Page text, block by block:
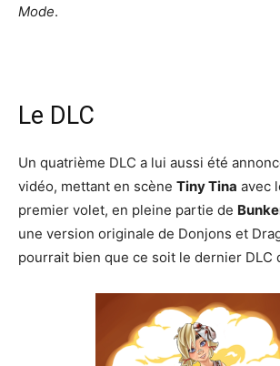
Mode.
Le DLC
Un quatrième DLC a lui aussi été
vidéo, mettant en scène Tiny Tina avec
premier volet, en pleine partie de
une version originale de Donjons et
pourrait bien que ce soit le dernier DLC